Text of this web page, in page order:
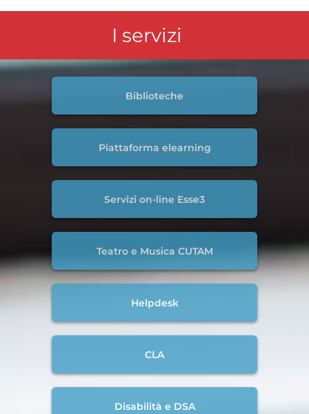
I servizi
Biblioteche
Piattaforma elearning
Servizi on-line Esse3
Teatro e Musica CUTAM
Helpdesk
CLA
Disabilità e DSA